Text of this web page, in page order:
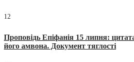
12
Проповідь Епіфанія 15 липня:
його амвона. Документ тяглості